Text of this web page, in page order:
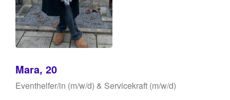
Mara, 20
Eventhelfer/in (m/w/d) & Servicekraft (m/w/d)